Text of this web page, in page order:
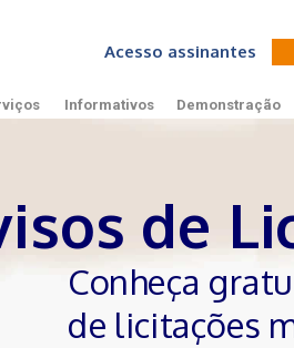
Acesso assinantes
Informativos Demonstração
de
Conheça
de licitações